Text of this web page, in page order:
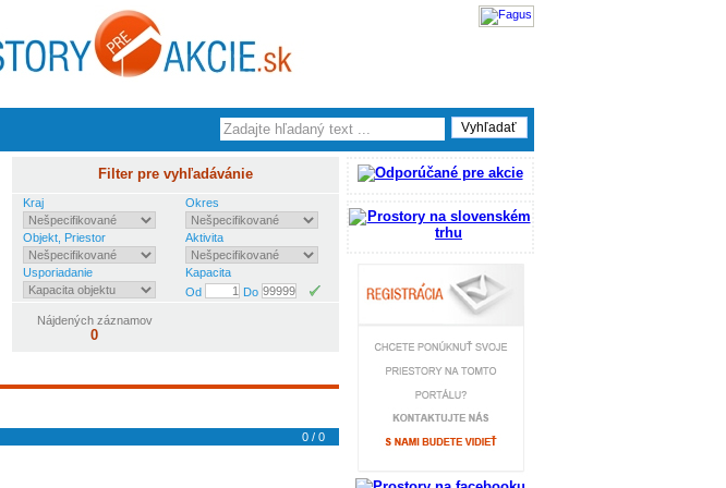
Filter pre vyhľadávánie
Kraj Okres
Objekt, Priestor Aktivita
Usporiadanie
Kapacita
Od
Do
Nájdených záznamov
0
0 / 0